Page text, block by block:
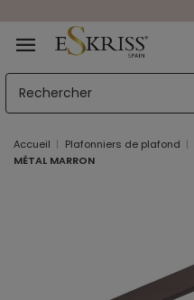
Accueil Plafonniers de plafond
MÉTAL MARRON